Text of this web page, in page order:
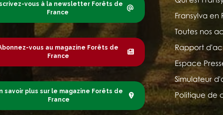
vous à la newsletter Forêts de
France
vous au magazine Forêts de
France
savoir plus sur le magazine Forêts de
France
Fransylva en
Toutes nos
Rapport
Espace
Simulateur
Politique de